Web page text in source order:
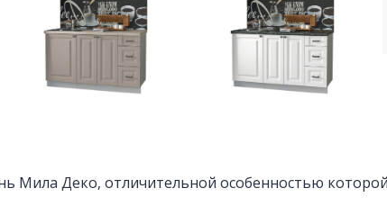
Мила Деко, отличительной особенностью